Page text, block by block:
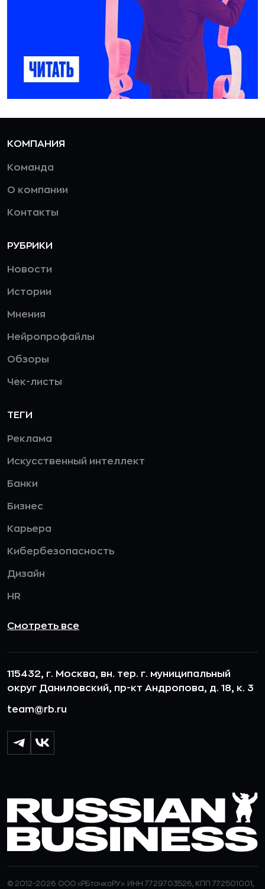
КОМПАНИЯ
Команда
О компании
Контакты
РУБРИКИ
Новости
Истории
Мнения
Нейропрофайлы
Обзоры
Чек-листы
ТЕГИ
Реклама
Искусственный интеллект
Банки
Бизнес
Карьера
Кибербезопасность
Дизайн
HR
Смотреть все
115432, г. Москва, вн. тер. г. муниципальный
округ Даниловский, пр-кт Андропова, д. 18, к. 3
team@rb.ru
© 2012-2026 ООО «РБточкаРУ». ИНН 7729703526, КПП 772501001,